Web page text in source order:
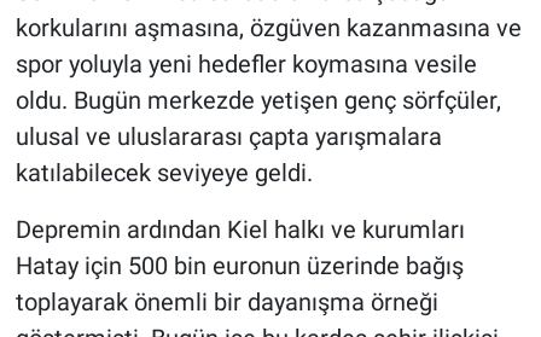
korkularını aşmasına, özgüven kazanmasına ve
spor yoluyla yeni hedefler koymasına vesile
oldu. Bugün merkezde yetişen genç sörfçüler,
ulusal ve uluslararası çapta yarışmalara
katılabilecek seviyeye geldi.
Depremin ardından Kiel halkı ve kurumları
Hatay için 500 bin euronun üzerinde bağış
toplayarak önemli bir dayanışma örneği